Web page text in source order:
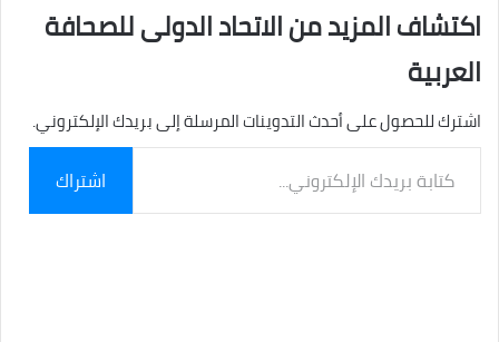
اكتشاف المزيد من الاتحاد الدولى للصحافة
العربية
اشترك للحصول على أحدث التدوينات المرسلة إلى بريدك الإلكتروني.
بريدك
الإلكتروني...
اشتراك